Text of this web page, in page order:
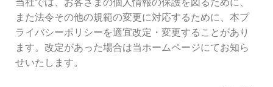
また法令その他の規範の変更に対応するために、本プ
ライバシーポリシーを適宜改定・変更することがあり
ます。改定があった場合は当ホームページにてお知ら
せいたします。